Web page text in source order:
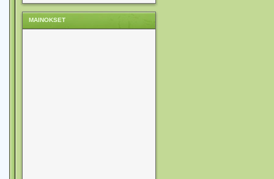
MAINOKSET